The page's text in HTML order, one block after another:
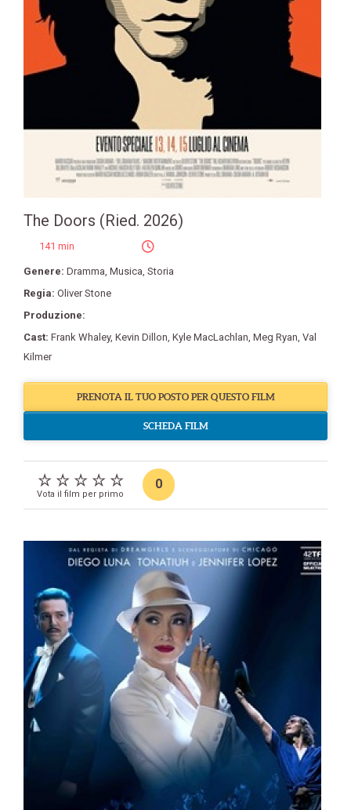
The Doors (Ried. 2026)
141 min
Genere: Dramma, Musica, Storia
Regia: Oliver Stone
Produzione:
Cast: Frank Whaley, Kevin Dillon, Kyle MacLachlan, Meg Ryan, Val
Kilmer
PRENOTA IL TUO POSTO PER QUESTO FILM
SCHEDA FILM
Vota il film per primo
0